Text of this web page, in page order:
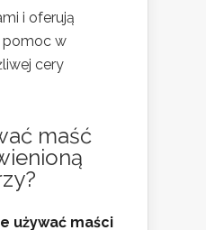
i oferują
pomoc w
cery
maść
używać maści